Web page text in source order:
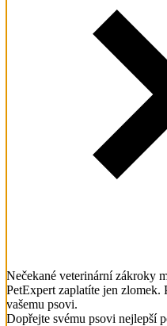
Nečekané veterinární zákroky
PetExpert zaplatíte jen zlomek.
vašemu psovi.
Dopřejte svému psovi nejlepší